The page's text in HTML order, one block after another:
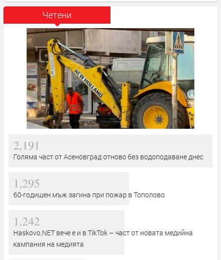
Четени
2,191
Голяма част от Асеновград отново без водоподаване днес
1,295
60-годишен мъж загина при пожар в Тополово
1,242
Haskovo.NET вече е и в TikTok – част от новата медийна
кампания на медията